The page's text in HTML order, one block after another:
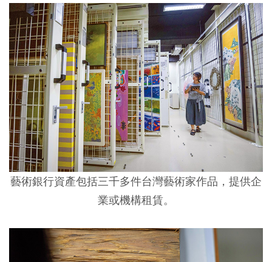
藝術銀行資產包括三千多件台灣藝術家作品，提供企
業或機構租賃。